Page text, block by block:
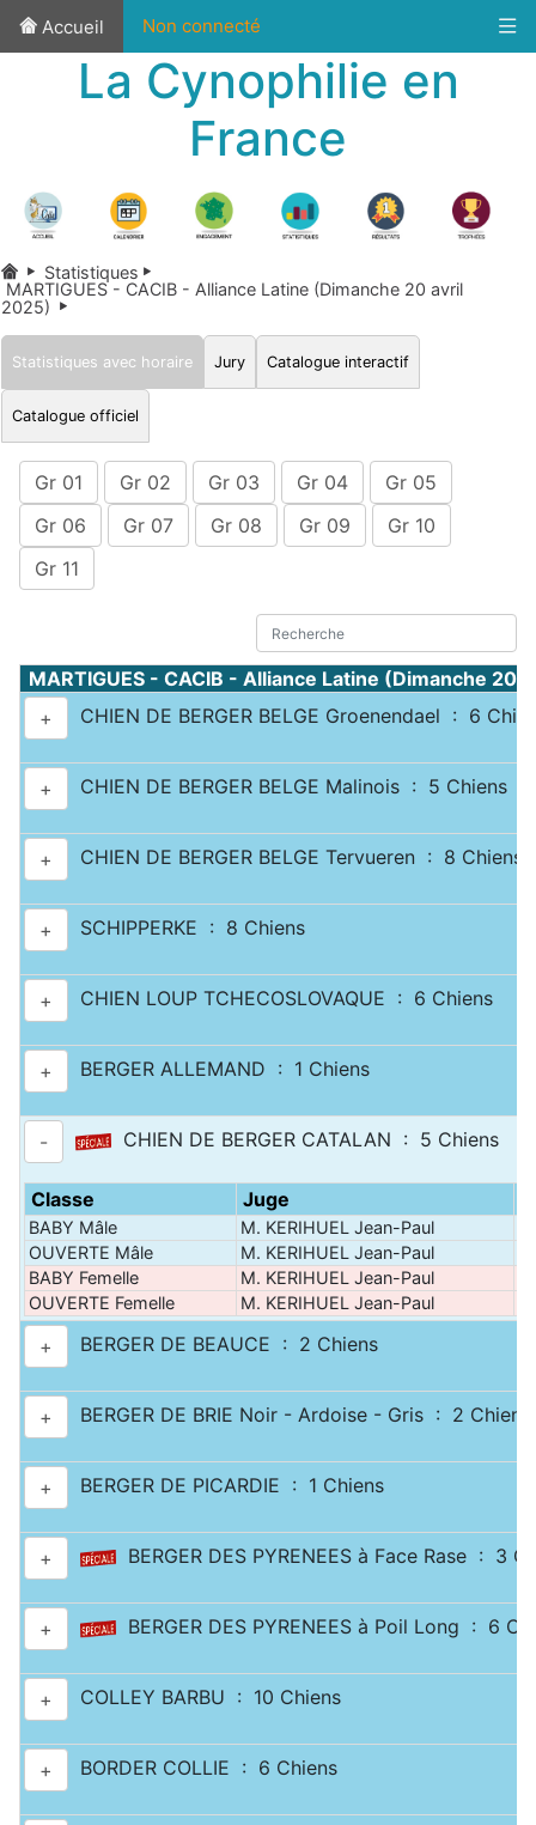
Accueil Non connecté
La Cynophilie en
France
Statistiques
MARTIGUES - CACIB - Alliance Latine (Dimanche 20 avril
2025)
Statistiques avec horaire Jury Catalogue interactif
Catalogue officiel
Gr 01 Gr 02 Gr 03 Gr 04
Gr 05
Gr 06
Gr 07 Gr 08 Gr 09
Gr 10
Gr 11
MARTIGUES - CACIB - Alliance Latine (Dimanche
+
CHIEN DE BERGER BELGE Groenendael : 6
+ CHIEN DE BERGER BELGE Malinois : 5 Chiens
+ CHIEN DE BERGER BELGE Tervueren : 8 Chiens
+ SCHIPPERKE : 8 Chiens
+ CHIEN LOUP TCHECOSLOVAQUE : 6 Chiens
+ BERGER ALLEMAND : 1 Chiens
- CHIEN DE BERGER CATALAN : 5 Chiens
Classe Juge
BABY Mâle M. KERIHUEL Jean-Paul
OUVERTE Mâle
M. KERIHUEL Jean-Paul
BABY Femelle
M. KERIHUEL Jean-Paul
OUVERTE Femelle
M. KERIHUEL Jean-Paul
+ BERGER DE BEAUCE : 2 Chiens
+ BERGER DE BRIE Noir - Ardoise - Gris : 2 Chiens
+ BERGER DE PICARDIE : 1 Chiens
+ BERGER DES PYRENEES à Face Rase : 3
+ BERGER DES PYRENEES à Poil Long : 6
+ COLLEY BARBU : 10 Chiens
+ BORDER COLLIE : 6 Chiens